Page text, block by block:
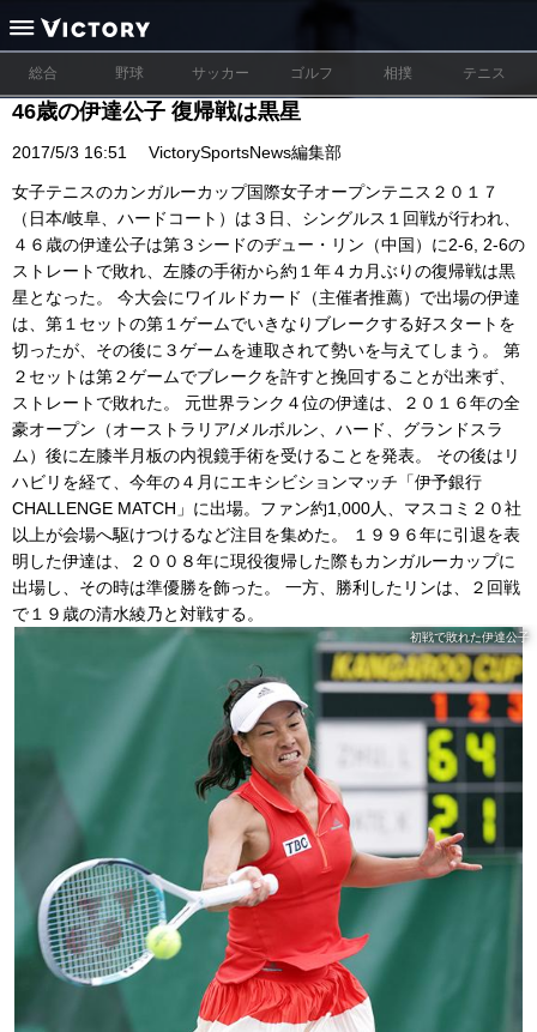
総合 野球 サッカー ゴルフ 相撲 テニス
46歳の伊達公子 復帰戦は黒星
2017/5/3 16:51 VictorySportsNews編集部
女子テニスのカンガルーカップ国際女子オープンテニス２０１７
（日本/岐阜、ハードコート）は３日、シングルス１回戦が行われ、
４６歳の伊達公子は第３シードのヂュー・リン（中国）に2-6, 2-6の
ストレートで敗れ、左膝の手術から約１年４カ月ぶりの復帰戦は黒
星となった。 今大会にワイルドカード（主催者推薦）で出場の伊達
は、第１セットの第１ゲームでいきなりブレークする好スタートを
切ったが、その後に３ゲームを連取されて勢いを与えてしまう。 第
２セットは第２ゲームでブレークを許すと挽回することが出来ず、
ストレートで敗れた。 元世界ランク４位の伊達は、２０１６年の全
豪オープン（オーストラリア/メルボルン、ハード、グランドスラ
ム）後に左膝半月板の内視鏡手術を受けることを発表。 その後はリ
ハビリを経て、今年の４月にエキシビションマッチ「伊予銀行
CHALLENGE MATCH」に出場。ファン約1,000人、マスコミ２０社
以上が会場へ駆けつけるなど注目を集めた。 １９９６年に引退を表
明した伊達は、２００８年に現役復帰した際もカンガルーカップに
出場し、その時は準優勝を飾った。 一方、勝利したリンは、２回戦
で１９歳の清水綾乃と対戦する。
初戦で敗れた伊達公子